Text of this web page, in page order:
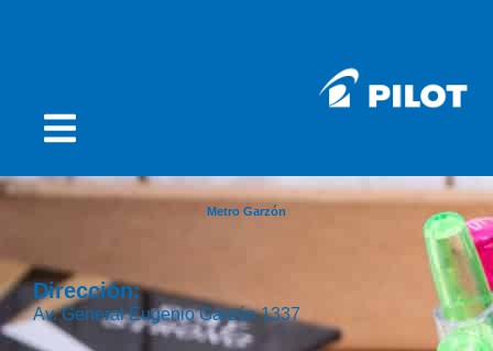
Metro Garzón
Dirección:
Av. General Eugenio Garzón 1337